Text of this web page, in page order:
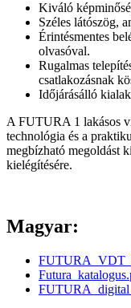
Kiváló
Széles látószög,
Érintésmentes
olvasóval.
Rugalmas
csatlakozásnak
Időjárásálló
A FUTURA 1 lakásos
technológia és a
megbízható megoldást
kielégítésére.
Magyar: